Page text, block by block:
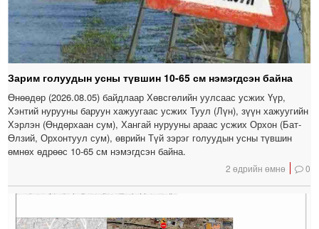
Зарим голуудын усны түвшин 10-65 см нэмэгдсэн байна
Өнөөдөр (2026.08.05) байдлаар Хөвсгөлийн уулсаас усжих Үүр,
Хэнтий нурууны баруун хажуугаас усжих Туул (Лүн), зүүн хажуугийн
Хэрлэн (Өндөрхаан сум), Хангай нурууны араас усжих Орхон (Бат-
Өлзий, Орхонтуул сум), өврийн Түй зэрэг голуудын усны түвшин
өмнөх өдрөөс 10-65 см нэмэгдсэн байна.
2 өдрийн өмнө 0